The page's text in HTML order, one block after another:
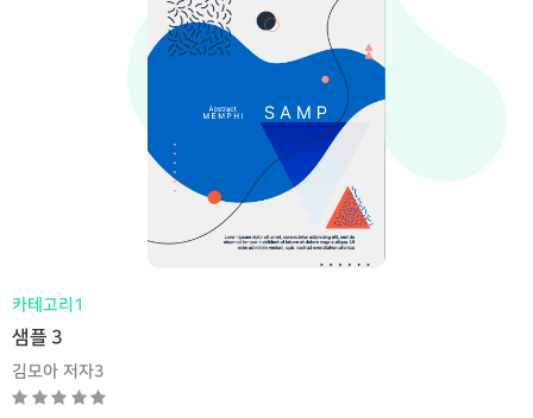
카테고리1
샘플 3
김모아 저자3